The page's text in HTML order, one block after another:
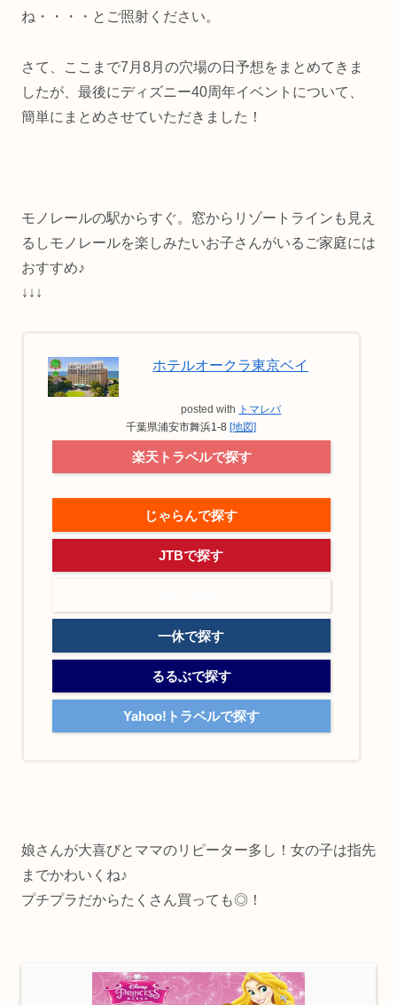
ね・・・・とご照射ください。
さて、ここまで7月8月の穴場の日予想をまとめてきま
したが、最後にディズニー40周年イベントについて、
簡単にまとめさせていただきました！
モノレールの駅からすぐ。窓からリゾートラインも見え
るしモノレールを楽しみたいお子さんがいるご家庭には
おすすめ♪
↓↓↓
ホテルオークラ東京ベイ
posted with トマレバ
千葉県浦安市舞浜1-8 [地図]
楽天トラベルで探す
じゃらんで探す
JTBで探す
一休で探す
るるぶで探す
Yahoo!トラベルで探す
娘さんが大喜びとママのリピーター多し！女の子は指先
までかわいくね♪
プチプラだからたくさん買っても◎！